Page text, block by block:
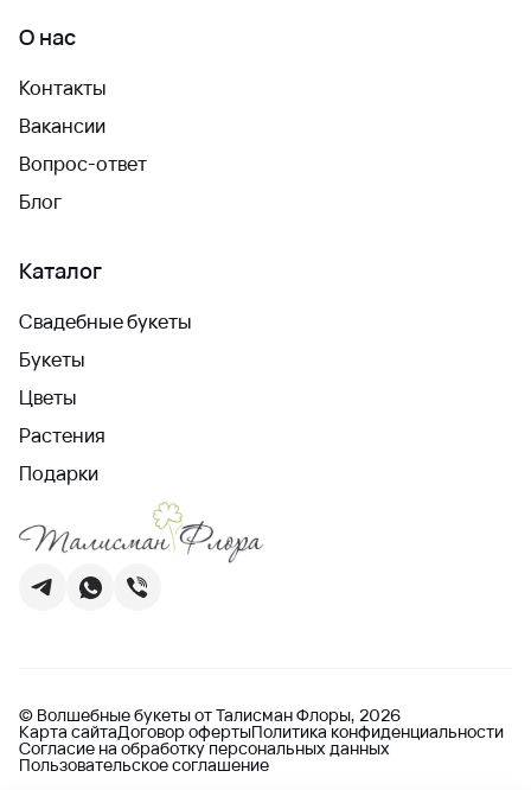
О нас
Контакты
Вакансии
Вопрос-ответ
Блог
Каталог
Свадебные букеты
Букеты
Цветы
Растения
Подарки
© Волшебные букеты от Талисман Флоры, 2026
Карта сайтаДоговор офертыПолитика конфиденциальности
Согласие на обработку персональных данных
Пользовательское соглашение